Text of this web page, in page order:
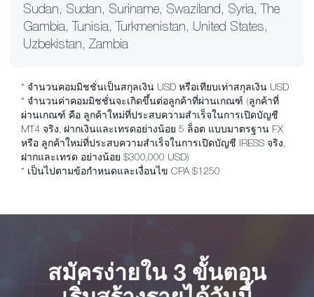
Sudan, Sudan, Suriname, Swaziland, Syria, The
Gambia, Tunisia, Turkmenistan, United States,
Uzbekistan, Zambia
* จำนวนคอมมิชชั่นเป็นสกุลเงิน USD หรือเทียบเท่าสกุลเงิน USD
* จำนวนค่าคอมมิชชั่นจะเกิดขึ้นต่อลูกค้าที่ผ่านเกณฑ์ (ลูกค้าที่
ผ่านเกณฑ์ คือ ลูกค้าใหม่ที่ประสบความสำเร็จในการเปิดบัญชี
MT4 จริง, ฝากเงินและเทรดอย่างน้อย 5 ล็อต แบบมาตรฐาน FX
หรือ ลูกค้าใหม่ที่ประสบความสำเร็จในการเปิดบัญชี IRESS จริง,
ฝากและเทรด อย่างน้อย $300,000 USD)
* เป็นไปตามข้อกำหนดและเงื่อนไข CPA $1250
สมัครง่ายใน 3 ขั้นตอน